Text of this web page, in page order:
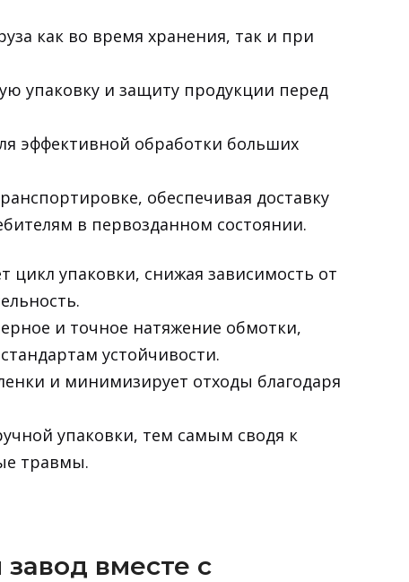
как во время хранения, так и при
упаковку и защиту продукции перед
эффективной обработки больших
обеспечивая доставку
в первозданном состоянии.
цикл упаковки, снижая зависимость от
и точное натяжение обмотки,
устойчивости.
и минимизирует отходы благодаря
упаковки, тем самым сводя к
травмы.
вместе с